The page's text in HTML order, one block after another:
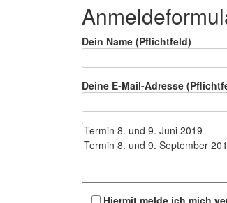
Dein Name (Pflichtfeld)
Deine E-Mail-Adresse